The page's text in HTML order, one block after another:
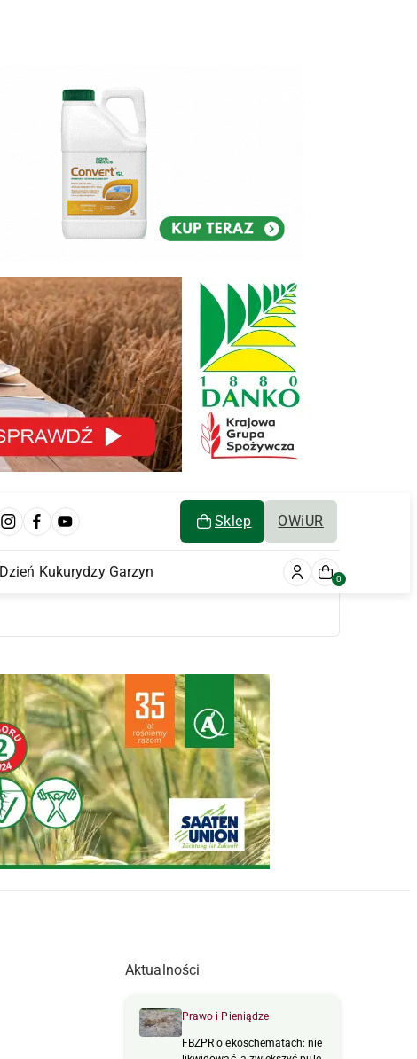
Sklep OWiUR
Dzień Kukurydzy Garzyn 0
Aktualności
Prawo i Pieniądze
FBZPR o ekoschematach: nie